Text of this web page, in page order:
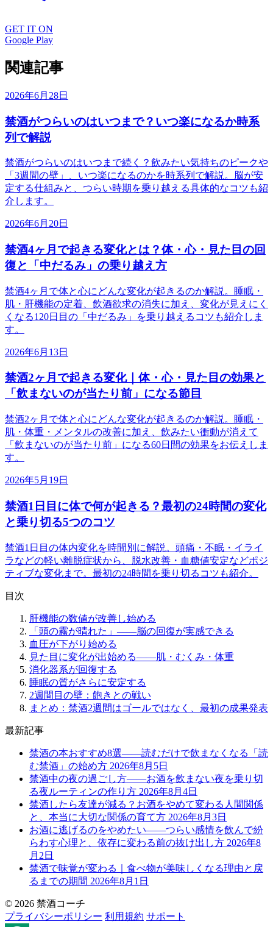
GET IT ON
Google Play
関連記事
2026年6月28日
禁酒がつらいのはいつまで？いつ楽になるか時系
列で解説
禁酒がつらいのはいつまで続く？飲みたい気持ちのピークや
「3週間の壁」、いつ楽になるのかを時系列で解説。脳が安
定する仕組みと、つらい時期を乗り越える具体的なコツも紹
介します。
2026年6月20日
禁酒4ヶ月で起きる変化とは？体・心・見た目の回
復と「中だるみ」の乗り越え方
禁酒4ヶ月で体と心にどんな変化が起きるのか解説。睡眠・
肌・肝機能の定着、飲酒欲求の消失に加え、変化が見えにく
くなる120日目の「中だるみ」を乗り越えるコツも紹介しま
す。
2026年6月13日
禁酒2ヶ月で起きる変化｜体・心・見た目の効果と
「飲まないのが当たり前」になる節目
禁酒2ヶ月で体と心にどんな変化が起きるのか解説。睡眠・
肌・体重・メンタルの改善に加え、飲みたい衝動が消えて
「飲まないのが当たり前」になる60日間の効果をお伝えしま
す。
2026年5月19日
禁酒1日目に体で何が起きる？最初の24時間の変化
と乗り切る5つのコツ
禁酒1日目の体内変化を時間別に解説。頭痛・不眠・イライ
ラなどの軽い離脱症状から、脱水改善・血糖値安定などポジ
ティブな変化まで。最初の24時間を乗り切るコツも紹介。
目次
肝機能の数値が改善し始める
「頭の霧が晴れた」——脳の回復が実感できる
血圧が下がり始める
見た目に変化が出始める——肌・むくみ・体重
消化器系が回復する
睡眠の質がさらに安定する
2週間目の壁：飽きとの戦い
まとめ：禁酒2週間はゴールではなく、最初の成果発表
最新記事
禁酒の本おすすめ8選——読むだけで飲まなくなる「読
む禁酒」の始め方 2026年8月5日
禁酒中の夜の過ごし方——お酒を飲まない夜を乗り切
る夜ルーティンの作り方 2026年8月4日
禁酒したら友達が減る？お酒をやめて変わる人間関係
と、本当に大切な関係の育て方 2026年8月3日
お酒に逃げるのをやめたい——つらい感情を飲んで紛
らわす心理と、依存に変わる前の抜け出し方 2026年8
月2日
禁酒で味覚が変わる｜食べ物が美味しくなる理由と戻
るまでの期間 2026年8月1日
© 2026 禁酒コーチ
プライバシーポリシー 利用規約 サポート